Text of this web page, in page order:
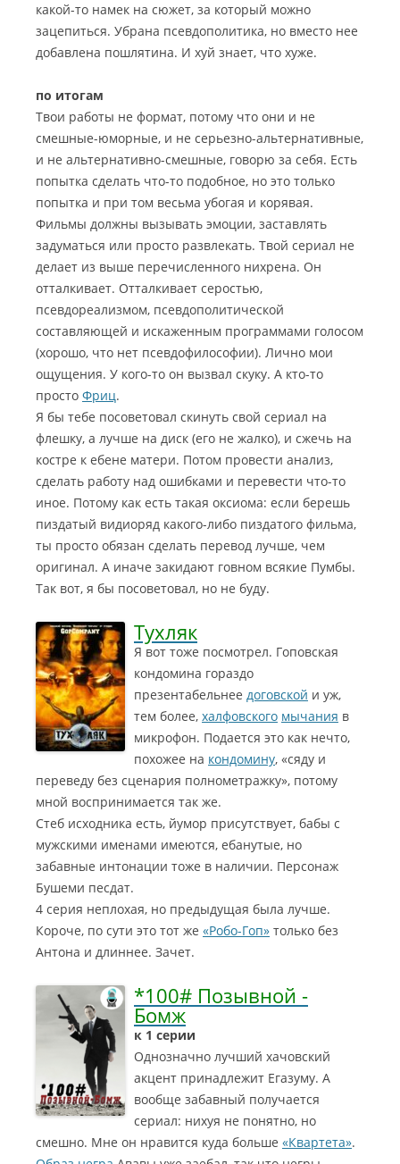
какой-то намек на сюжет, за который можно
зацепиться. Убрана псевдополитика, но вместо нее
добавлена пошлятина. И хуй знает, что хуже.
по итогам
Твои работы не формат, потому что они и не
смешные-юморные, и не серьезно-альтернативные,
и не альтернативно-смешные, говорю за себя. Есть
попытка сделать что-то подобное, но это только
попытка и при том весьма убогая и корявая.
Фильмы должны вызывать эмоции, заставлять
задуматься или просто развлекать. Твой сериал не
делает из выше перечисленного нихрена. Он
отталкивает. Отталкивает серостью,
псевдореализмом, псевдополитической
составляющей и искаженным программами голосом
(хорошо, что нет псевдофилософии). Лично мои
ощущения. У кого-то он вызвал скуку. А кто-то
просто Фриц.
Я бы тебе посоветовал скинуть свой сериал на
флешку, а лучше на диск (его не жалко), и сжечь на
костре к ебене матери. Потом провести анализ,
сделать работу над ошибками и перевести что-то
иное. Потому как есть такая оксиома: если берешь
пиздатый видиоряд какого-либо пиздатого фильма,
ты просто обязан сделать перевод лучше, чем
оригинал. А иначе закидают говном всякие Пумбы.
Так вот, я бы посоветовал, но не буду.
Тухляк
Я вот тоже посмотрел. Гоповская
кондомина гораздо
презентабельнее договской и уж,
тем более, халфовского мычания в
микрофон. Подается это как нечто,
похожее на кондомину, «сяду и
переведу без сценария полнометражку», потому
мной воспринимается так же.
Стеб исходника есть, йумор присутствует, бабы с
мужскими именами имеются, ебанутые, но
забавные интонации тоже в наличии. Персонаж
Бушеми песдат.
4 серия неплохая, но предыдущая была лучше.
Короче, по сути это тот же «Робо-Гоп» только без
Антона и длиннее. Зачет.
*100# Позывной -
Бомж
к 1 серии
Однозначно лучший хачовский
акцент принадлежит Егазуму. А
вообще забавный получается
сериал: нихуя не понятно, но
смешно. Мне он нравится куда больше «Квартета».